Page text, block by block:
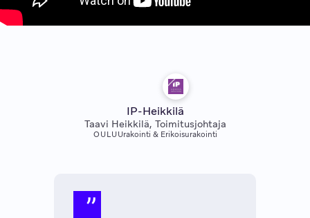
IP-Heikkilä
Taavi Heikkilä, Toimitusjohtaja
OULUUrakointi & Erikoisurakointi